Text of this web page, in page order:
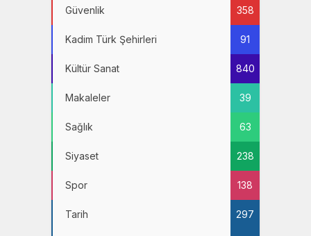
Güvenlik 358
Kadim Türk Şehirleri 91
Kültür Sanat 840
Makaleler 39
Sağlık 63
Siyaset 238
Spor 138
Tarih 297